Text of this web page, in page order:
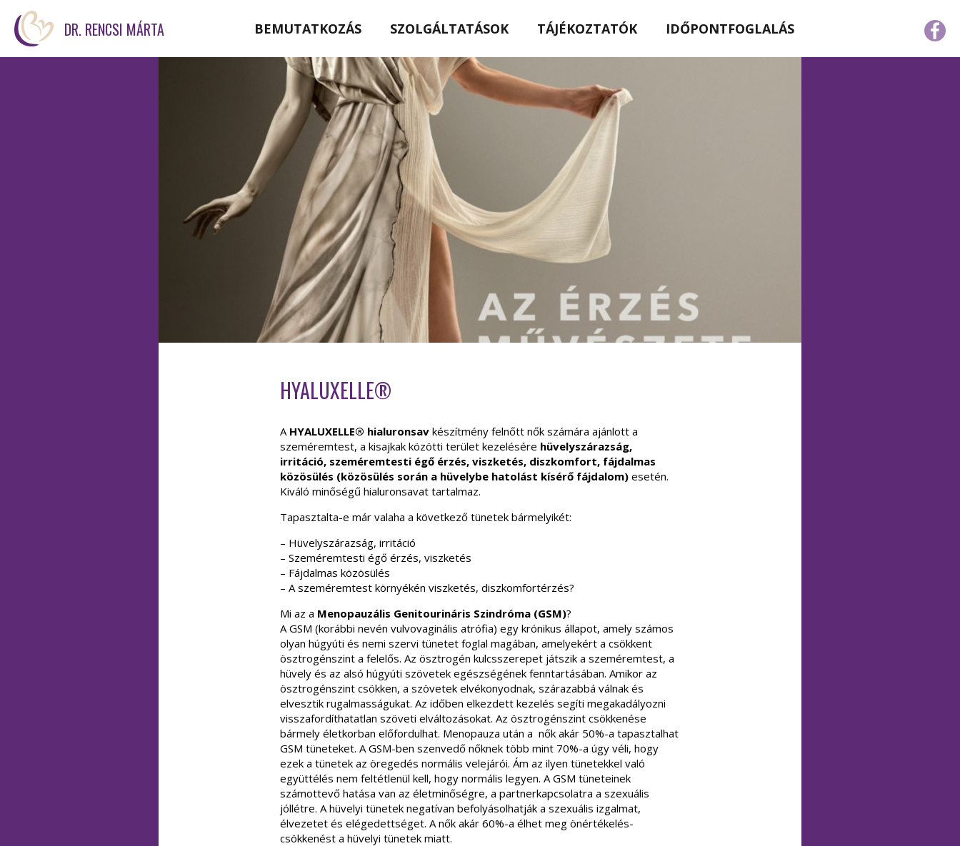
DR. RENCSI MÁRTA BEMUTATKOZÁS SZOLGÁLTATÁSOK TÁJÉKOZTATÓK IDŐPONTFOGLALÁS
HYALUXELLE®
A HYALUXELLE® hialuronsav készítmény felnőtt nők számára ajánlott a
szeméremtest, a kisajkak közötti terület kezelésére hüvelyszárazság,
irritáció, szeméremtesti égő érzés, viszketés, diszkomfort, fájdalmas
közösülés (közösülés során a hüvelybe hatolást kísérő fájdalom) esetén.
Kiváló minőségű hialuronsavat tartalmaz.
Tapasztalta-e már valaha a következő tünetek bármelyikét:
– Hüvelyszárazság, irritáció
– Szeméremtesti égő érzés, viszketés
– Fájdalmas közösülés
– A szeméremtest környékén viszketés, diszkomfortérzés?
Mi az a Menopauzális Genitourináris Szindróma (GSM)?
A GSM (korábbi nevén vulvovaginális atrófia) egy krónikus állapot, amely számos
olyan húgyúti és nemi szervi tünetet foglal magában, amelyekért a csökkent
ösztrogénszint a felelős. Az ösztrogén kulcsszerepet játszik a szeméremtest, a
hüvely és az alsó húgyúti szövetek egészségének fenntartásában. Amikor az
ösztrogénszint csökken, a szövetek elvékonyodnak, szárazabbá válnak és
elvesztik rugalmasságukat. Az időben elkezdett kezelés segíti megakadályozni
visszafordíthatatlan szöveti elváltozásokat. Az ösztrogénszint csökkenése
bármely életkorban előfordulhat. Menopauza után a nők akár 50%-a tapasztalhat
GSM tüneteket. A GSM-ben szenvedő nőknek több mint 70%-a úgy véli, hogy
ezek a tünetek az öregedés normális velejárói. Ám az ilyen tünetekkel való
együttélés nem feltétlenül kell, hogy normális legyen. A GSM tüneteinek
számottevő hatása van az életminőségre, a partnerkapcsolatra a szexuális
jóllétre. A hüvelyi tünetek negatívan befolyásolhatják a szexuális izgalmat,
élvezetet és elégedettséget. A nők akár 60%-a élhet meg önértékelés-
csökkenést a hüvelyi tünetek miatt.